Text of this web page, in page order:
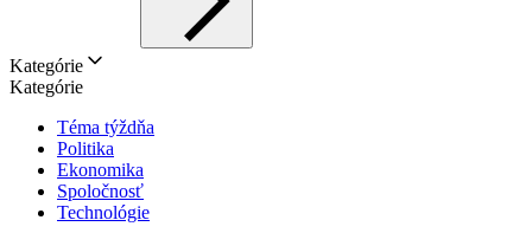
Kategórie
Kategórie
Téma týždňa
Politika
Ekonomika
Spoločnosť
Technológie